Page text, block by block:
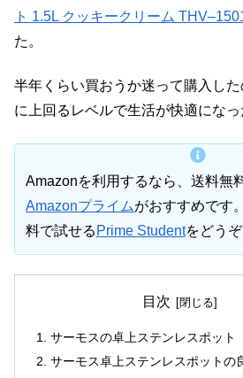
ト 1.5L クッキークリーム
た。
半年くらい買おうか迷って購入し
に上回るレベルで生活が快適になっ
Amazonを利用するなら、送料無
Amazonプライムがおすすめです
料で試せる Prime Studentをどうぞ
目次
サーモスの卓上ステンレスポット
サーモス卓上ステンレスポットの